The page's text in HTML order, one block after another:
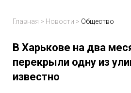
Главная > Новости > Общество
В Харькове на два
перекрыли одну из
известно